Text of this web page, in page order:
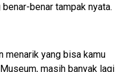
benar tampak nyata.
menarik yang bisa kamu
masih banyak lagi